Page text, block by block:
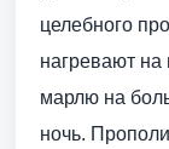
целебного
нагревают
марлю на
ночь.